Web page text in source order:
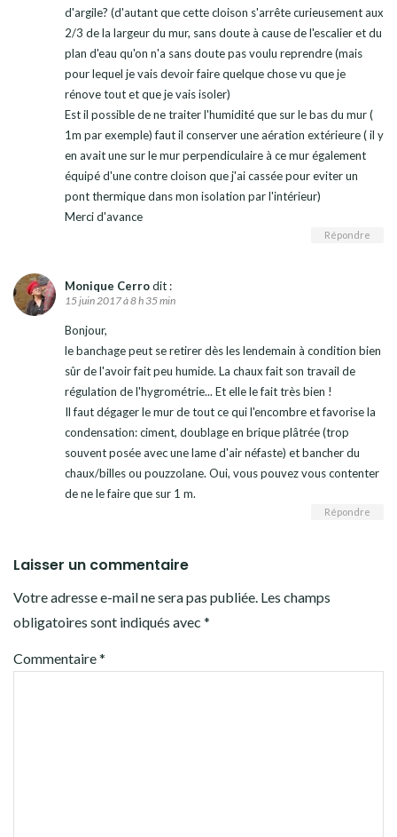
d'argile? (d'autant que cette cloison s'arrête curieusement aux
2/3 de la largeur du mur, sans doute à cause de l'escalier et du
plan d'eau qu'on n'a sans doute pas voulu reprendre (mais
pour lequel je vais devoir faire quelque chose vu que je
rénove tout et que je vais isoler)
Est il possible de ne traiter l'humidité que sur le bas du mur (
1m par exemple) faut il conserver une aération extérieure ( il y
en avait une sur le mur perpendiculaire à ce mur également
équipé d'une contre cloison que j'ai cassée pour eviter un
pont thermique dans mon isolation par l'intérieur)
Merci d'avance
Répondre
Monique Cerrodit :
15 juin 2017 à 8 h 35 min
Bonjour,
le banchage peut se retirer dès les lendemain à condition bien
sûr de l'avoir fait peu humide. La chaux fait son travail de
régulation de l'hygrométrie... Et elle le fait très bien !
Il faut dégager le mur de tout ce qui l'encombre et favorise la
condensation: ciment, doublage en brique plâtrée (trop
souvent posée avec une lame d'air néfaste) et bancher du
chaux/billes ou pouzzolane. Oui, vous pouvez vous contenter
de ne le faire que sur 1 m.
Répondre
Laisser un commentaire
Votre adresse e-mail ne sera pas publiée. Les champs
obligatoires sont indiqués avec *
Commentaire*